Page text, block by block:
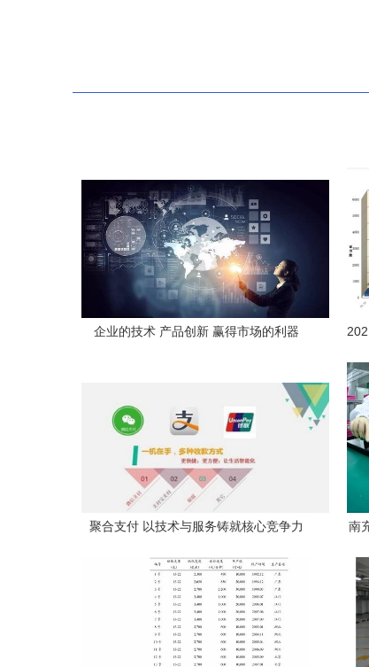
企业的技术 产品创新 赢得市场的利器
聚合支付 以技术与服务铸就核心竞争力
南